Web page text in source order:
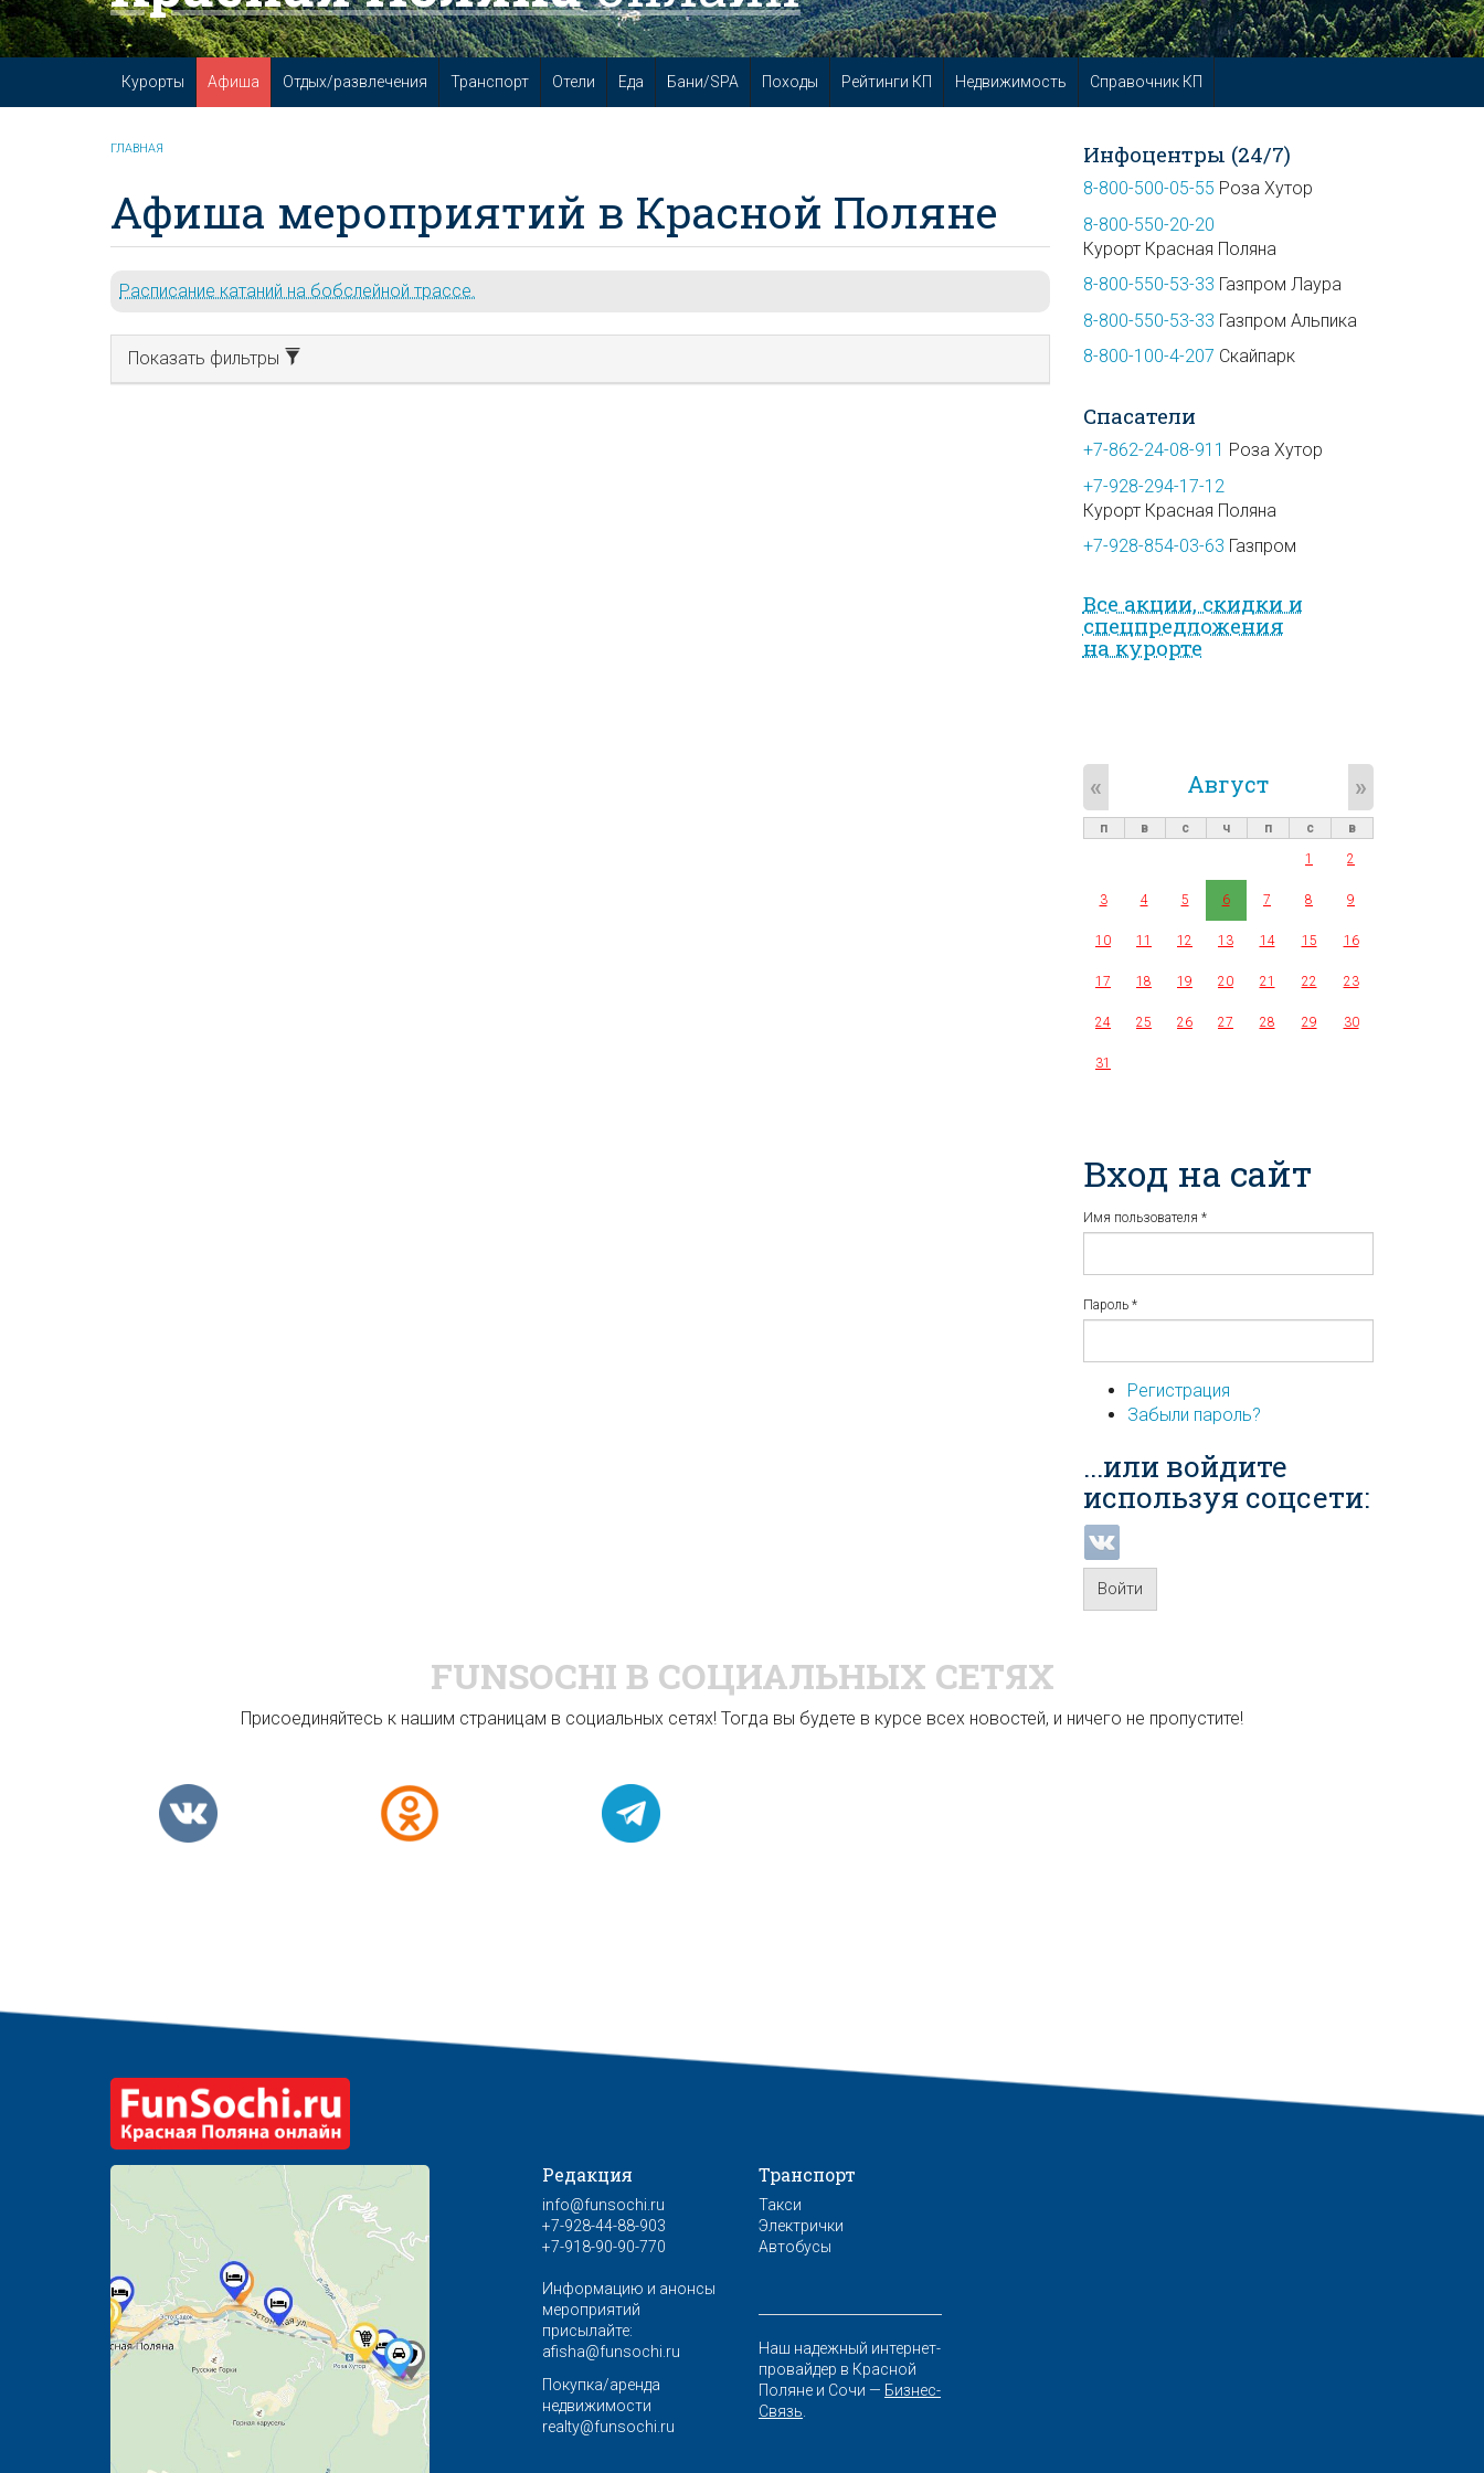
Курорты Афиша Отдых/развлечения Транспорт Отели Еда Бани/SPA Походы Рейтинги КП Недвижимость Справочник КП
ГЛАВНАЯ
Афиша мероприятий в Красной Поляне
Расписание катаний на бобслейной трассе.
Показать фильтры
Инфоцентры (24/7)
8-800-500-05-55 Роза Хутор
8-800-550-20-20
Курорт Красная Поляна
8-800-550-53-33 Газпром Лаура
8-800-550-53-33 Газпром Альпика
8-800-100-4-207 Скайпарк
Спасатели
+7-862-24-08-911 Роза Хутор
+7-928-294-17-12
Курорт Красная Поляна
+7-928-854-03-63 Газпром
Все акции, скидки и
спец­предложе­ния
на курорте
Август
« »
п в с ч п с
в
1
2
3 4 5 6 7 8 9
10 11 12 13 14 15 16
17 18 19 20 21 22 23
24 25 26 27 28 29 30
31
Вход на сайт
Имя пользователя *
Пароль *
Регистрация
Забыли пароль?
...или войдите
используя соцсети:
Войти
FUNSOCHI В СОЦИАЛЬНЫХ СЕТЯХ
Присоединяйтесь к нашим страницам в социальных сетях! Тогда вы будете в курсе всех новостей, и ничего не пропустите!
Редакция
info@funsochi.ru
+7-928-44-88-903
+7-918-90-90-770
Информацию и анонсы
мероприятий
присылайте:
afisha@funsochi.ru
Покупка/аренда
недвижимости
realty@funsochi.ru
Транспорт
Такси
Электрички
Автобусы
Наш надежный интернет-
провайдер в Красной
Поляне и Сочи — Бизнес-
Связь